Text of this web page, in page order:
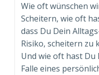
Wie oft wünschen
Scheitern, wie oft
dass Du Dein
Risiko, scheitern zu
Und wie oft hast Du
Falle eines